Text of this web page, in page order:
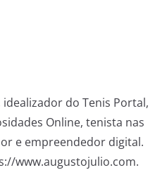
idealizador do Tenis Portal,
Online, tenista nas
e empreendedor digital.
www.augustojulio.com.